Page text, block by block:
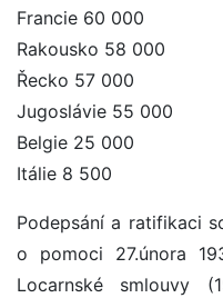
Francie 60 000
Rakousko 58 000
Řecko 57 000
Jugoslávie 55 000
Belgie 25 000
Itálie 8 500
Podepsání a ratifikaci
o pomoci 27.února
Locarnské smlouvy